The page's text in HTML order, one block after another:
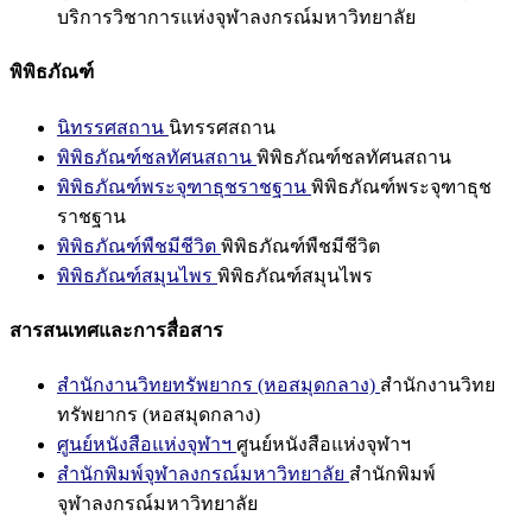
บริการวิชาการแห่งจุฬาลงกรณ์มหาวิทยาลัย
พิพิธภัณฑ์
นิทรรศสถาน นิทรรศสถาน
พิพิธภัณฑ์ชลทัศนสถาน พิพิธภัณฑ์ชลทัศนสถาน
พิพิธภัณฑ์พระจุฑาธุชราชฐาน พิพิธภัณฑ์พระจุฑาธุช
ราชฐาน
พิพิธภัณฑ์พืชมีชีวิต พิพิธภัณฑ์พืชมีชีวิต
พิพิธภัณฑ์สมุนไพร พิพิธภัณฑ์สมุนไพร
สารสนเทศและการสื่อสาร
สำนักงานวิทยทรัพยากร (หอสมุดกลาง) สำนักงานวิทย
ทรัพยากร (หอสมุดกลาง)
ศูนย์หนังสือแห่งจุฬาฯ ศูนย์หนังสือแห่งจุฬาฯ
สำนักพิมพ์จุฬาลงกรณ์มหาวิทยาลัย สำนักพิมพ์
จุฬาลงกรณ์มหาวิทยาลัย